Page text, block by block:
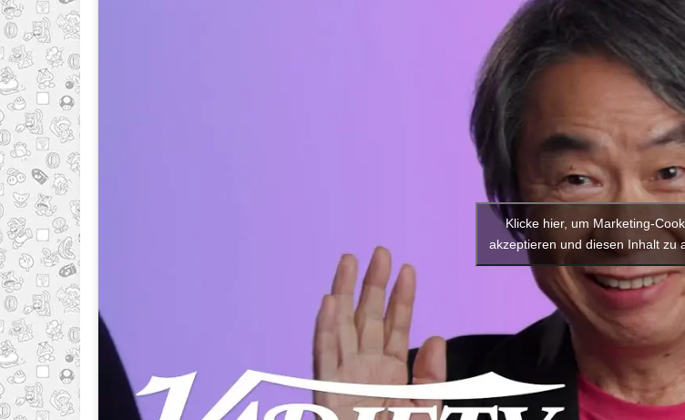
Klicke hier, um Marketing-
akzeptieren und diesen Inhalt zu